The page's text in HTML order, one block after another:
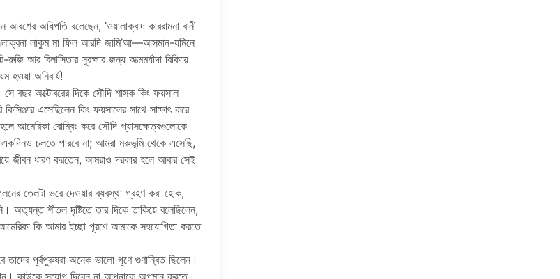
অধিপতি বলেছেন, ‘ওয়ালাক্বাদ কাররামনা বানী
লাকুম মা ফিল আরদি জামি’আ—আসমান-যমিনে
আর বিলাসিতার সুরক্ষার জন্য আত্মমর্যাদা বিকিয়ে
হওয়া অনিবার্য!
বছর অক্টোবরের দিকে সৌদি শাসক কিং ফয়সাল
এসেছিলেন কিং ফয়সালের সাথে সাক্ষাৎ করে
আমেরিকা বোম্বিং করে সৌদি গ্যাসক্ষেত্রগুলোকে
চলতে পারবে না; আমরা মরুভূমি থেকে এসেছি,
জীবন ধারণ করতেন, আমরাও দরকার হলে আবার সেই
তেলটা ভরে দেওয়ার ব্যবস্থা গ্রহণ করা হোক,
অত্যন্ত শীতল দৃষ্টিতে তার দিকে তাকিয়ে বলেছিলেন,
কি আমার ইচ্ছা পূরণে আমাকে সহযোগিতা করতে
তাদের পূর্বপুরুষরা অনেক ভালো গূণে গুণান্বিত ছিলেন।
কাউকে সুযোগ দিবেন না আপনাকে অপমান করতে।